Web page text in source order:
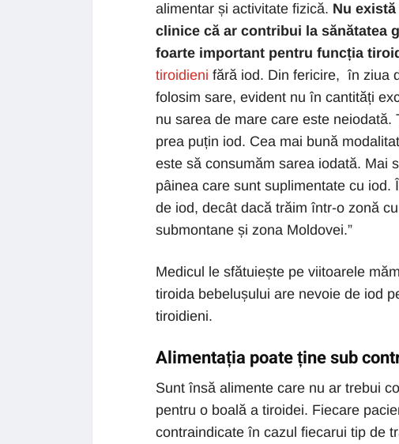
alimentar și activitate fizică. Nu
clinice că ar contribui la sănătatea
foarte important pentru funcția
tiroidieni fără iod. Din fericire, în ziua
folosim sare, evident nu în cantități
nu sarea de mare care este
prea puțin iod. Cea mai bună
este să consumăm sarea iodată. Mai
pâinea care sunt suplimentate cu
de iod, decât dacă trăim într-o zonă
submontane și zona Moldovei.”
Medicul le sfătuiește pe viitoarele
tiroida bebelușului are nevoie de iod
tiroidieni.
Alimentația poate ține sub
Sunt însă alimente care nu ar trebui
pentru o boală a tiroidei. Fiecare
contraindicate în cazul fiecarui tip de